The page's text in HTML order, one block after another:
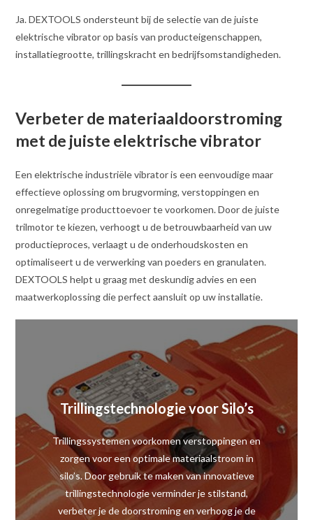
Ja. DEXTOOLS ondersteunt bij de selectie van de juiste
elektrische vibrator op basis van producteigenschappen,
installatiegrootte, trillingskracht en bedrijfsomstandigheden.
Verbeter de materiaaldoorstroming
met de juiste elektrische vibrator
Een elektrische industriële vibrator is een eenvoudige maar
effectieve oplossing om brugvorming, verstoppingen en
onregelmatige producttoevoer te voorkomen. Door de juiste
trilmotor te kiezen, verhoogt u de betrouwbaarheid van uw
productieproces, verlaagt u de onderhoudskosten en
optimaliseert u de verwerking van poeders en granulaten.
DEXTOOLS helpt u graag met deskundig advies en een
maatwerkoplossing die perfect aansluit op uw installatie.
Trillingstechnologie voor Silo’s
Trillingssystemen voorkomen verstoppingen en
zorgen voor een optimale materiaalstroom in
silo’s. Door gebruik te maken van innovatieve
trillingstechnologie verminder je stilstand,
verbeter je de doorstroming en verhoog je de